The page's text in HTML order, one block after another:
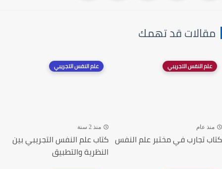
مقالات قد تهمك
علم النفس التجريبي
منذ عام
كتاب تجارب في مختبر علم النفس
علم النفس التجريبي
منذ 2 سنة
كتاب علم النفس التجريبي بين
النظرية والتطبيق